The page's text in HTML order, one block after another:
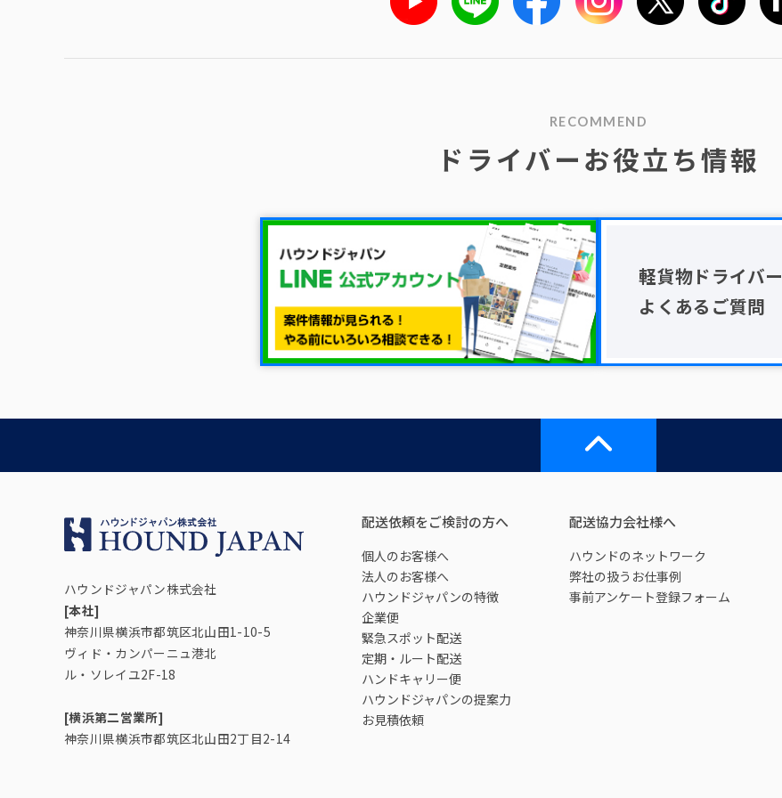
RECOMMEND
ドライバーお役立ち情報
軽貨物ドライバー
よくあるご質問
ハウンドジャパン株式会社
[本社]
神奈川県横浜市都筑区北山田1-10-5
ヴィド・カンパーニュ港北
ル・ソレイユ2F-18
[横浜第二営業所]
神奈川県横浜市都筑区北山田2丁目2-14
配送依頼をご検討の方へ
個人のお客様へ
法人のお客様へ
ハウンドジャパンの特徴
企業便
緊急スポット配送
定期・ルート配送
ハンドキャリー便
ハウンドジャパンの提案力
お見積依頼
配送協力会社様へ
ハウンドのネットワーク
弊社の扱うお仕事例
事前アンケート登録フォーム